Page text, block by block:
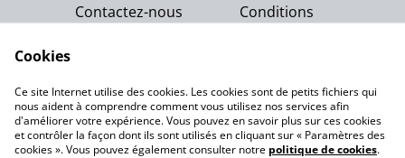
Contactez-nous
Conditions
Politique de
Politique de cookies
Notre engagement
Cookies
Ce site Internet utilise des cookies. Les cookies sont de petits fichiers qui
nous aident à comprendre comment vous utilisez nos services afin
d'améliorer votre expérience. Vous pouvez en savoir plus sur ces cookies
et contrôler la façon dont ils sont utilisés en cliquant sur « Paramètres des
cookies ». Vous pouvez également consulter notre politique de cookies.